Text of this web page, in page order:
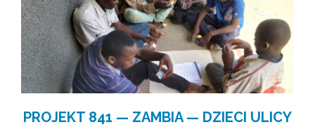
PROJEKT 841 — ZAMBIA — DZIECI ULICY